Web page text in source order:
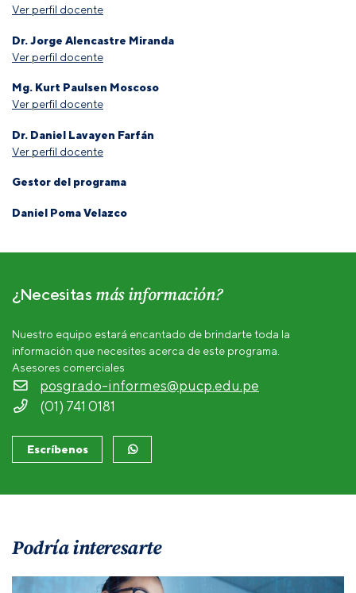
Ver perfil docente
Dr. Jorge Alencastre Miranda
Ver perfil docente
Mg. Kurt Paulsen Moscoso
Ver perfil docente
Dr. Daniel Lavayen Farfán
Ver perfil docente
Gestor del programa
Daniel Poma Velazco
¿Necesitas más información?
Nuestro equipo estará encantado de brindarte toda la
información que necesites acerca de este programa.
Asesores comerciales
posgrado-informes@pucp.edu.pe
(01) 741 0181
Escríbenos
Podría interesarte